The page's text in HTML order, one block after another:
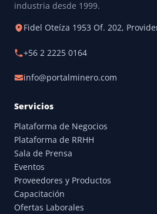
industria desde 1999.
Fidel Oteíza 1953 Of. 202,
+56 2 2225 0164
info@portalminero.com
Servicios
Plataforma de Negocios
Plataforma de RRHH
Sala de Prensa
Eventos
Proveedores y Productos
Capacitación
Ofertas Laborales